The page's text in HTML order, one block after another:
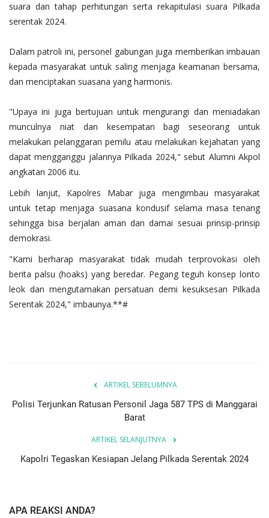
suara dan tahap perhitungan serta rekapitulasi suara Pilkada
serentak 2024.
Dalam patroli ini, personel gabungan juga memberikan imbauan
kepada masyarakat untuk saling menjaga keamanan bersama,
dan menciptakan suasana yang harmonis.
"Upaya ini juga bertujuan untuk mengurangi dan meniadakan
munculnya niat dan kesempatan bagi seseorang untuk
melakukan pelanggaran pemilu atau melakukan kejahatan yang
dapat mengganggu jalannya Pilkada 2024," sebut Alumni Akpol
angkatan 2006 itu.
Lebih lanjut, Kapolres Mabar juga mengimbau masyarakat
untuk tetap menjaga suasana kondusif selama masa tenang
sehingga bisa berjalan aman dan damai sesuai prinsip-prinsip
demokrasi.
"Kami berharap masyarakat tidak mudah terprovokasi oleh
berita palsu (hoaks) yang beredar. Pegang teguh konsep lonto
leok dan mengutamakan persatuan demi kesuksesan Pilkada
Serentak 2024," imbaunya.**#
ARTIKEL SEBELUMNYA
Polisi Terjunkan Ratusan Personil Jaga 587 TPS di Manggarai
Barat
ARTIKEL SELANJUTNYA
Kapolri Tegaskan Kesiapan Jelang Pilkada Serentak 2024
APA REAKSI ANDA?